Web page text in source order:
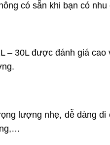
có sẵn khi bạn có
– 30L được đánh giá
lượng nhẹ, dễ dàng